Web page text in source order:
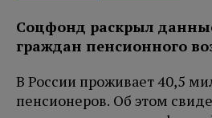
Соцфонд раскрыл
граждан пенсионного
В России проживает 40,5
пенсионеров. Об этом